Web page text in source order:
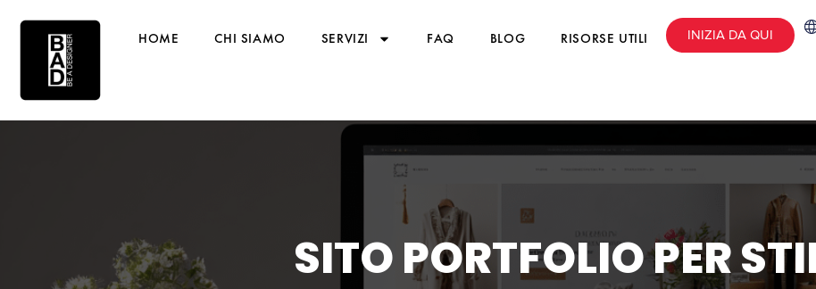
HOME CHI SIAMO SERVIZI FAQ BLOG RISORSE UTILI INIZIA DA QUI
SITO PORTFOLIO PER